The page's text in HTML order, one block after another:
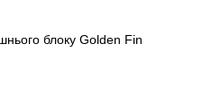
блоку Golden Fin